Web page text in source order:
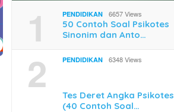
Cara Mengikuti Pelatihan
Prakerja di Skill Academy
1 PENDIDIKAN 6657 Views
50 Contoh Soal Psikotes
Sinonim dan Anto…
2 PENDIDIKAN 6348 Views
Tes Deret Angka Psikotes
(40 Contoh Soal…